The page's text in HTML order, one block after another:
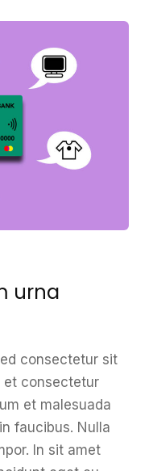
urna
consectetur sit
et consectetur
et malesuada
faucibus. Nulla
In sit amet